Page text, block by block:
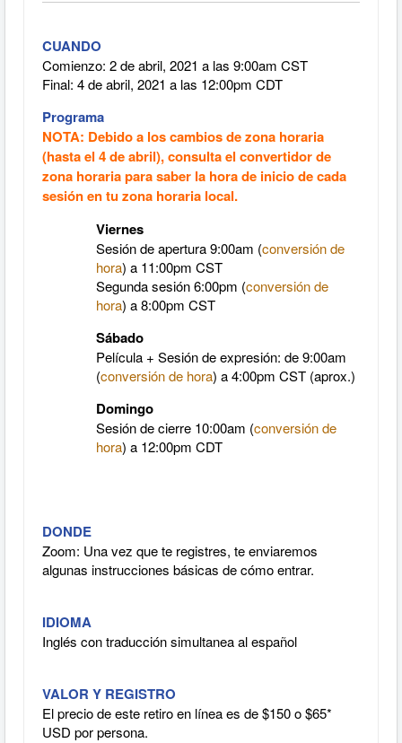
CUANDO
Comienzo: 2 de abril, 2021 a las 9:00am CST
Final: 4 de abril, 2021 a las 12:00pm CDT
Programa
NOTA: Debido a los cambios de zona horaria
(hasta el 4 de abril), consulta el convertidor de
zona horaria para saber la hora de inicio de cada
sesión en tu zona horaria local.
Viernes
Sesión de apertura 9:00am (conversión de
hora) a 11:00pm CST
Segunda sesión 6:00pm (conversión de
hora) a 8:00pm CST
Sábado
Película + Sesión de expresión: de 9:00am
(conversión de hora) a 4:00pm CST (aprox.)
Domingo
Sesión de cierre 10:00am (conversión de
hora) a 12:00pm CDT
DONDE
Zoom: Una vez que te registres, te enviaremos
algunas instrucciones básicas de cómo entrar.
IDIOMA
Inglés con traducción simultanea al español
VALOR Y REGISTRO
El precio de este retiro en línea es de $150 o $65*
USD por persona.